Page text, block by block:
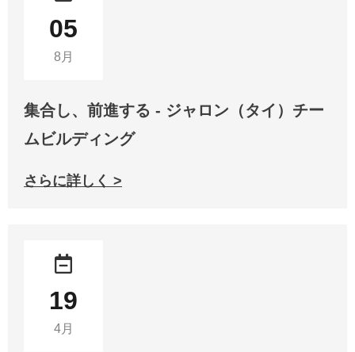
05
8月
集合し、前進する - ジャロン（タイ）チー
ムビルディング
さらに詳しく >
19
4月